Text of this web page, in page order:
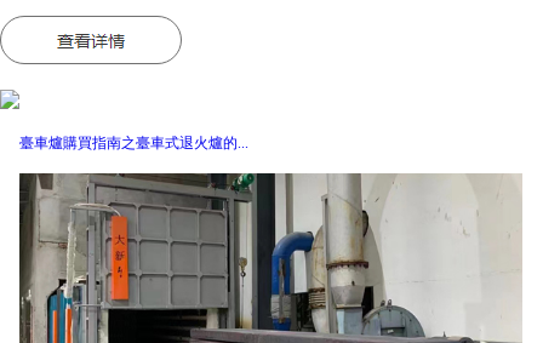
臺車爐購買指南之臺車式退火爐的...